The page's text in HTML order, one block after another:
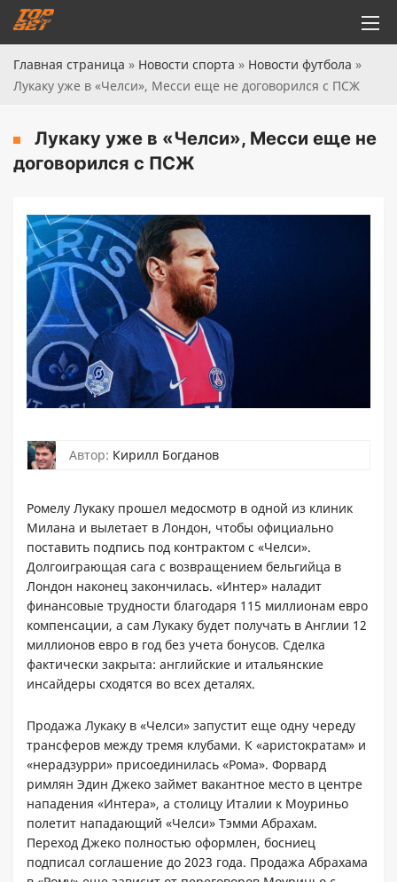
Главная страница » Новости спорта » Новости футбола »
Лукаку уже в «Челси», Месси еще не договорился с ПСЖ
Лукаку уже в «Челси», Месси еще не
договорился с ПСЖ
Автор: Кирилл Богданов
Ромелу Лукаку прошел медосмотр в одной из клиник
Милана и вылетает в Лондон, чтобы официально
поставить подпись под контрактом с «Челси».
Долгоиграющая сага с возвращением бельгийца в
Лондон наконец закончилась. «Интер» наладит
финансовые трудности благодаря 115 миллионам евро
компенсации, а сам Лукаку будет получать в Англии 12
миллионов евро в год без учета бонусов. Сделка
фактически закрыта: английские и итальянские
инсайдеры сходятся во всех деталях.
Продажа Лукаку в «Челси» запустит еще одну череду
трансферов между тремя клубами. К «аристократам» и
«нерадзурри» присоединилась «Рома». Форвард
римлян Эдин Джеко займет вакантное место в центре
нападения «Интера», а столицу Италии к Моуриньо
полетит нападающий «Челси» Тэмми Абрахам.
Переход Джеко полностью оформлен, босниец
подписал соглашение до 2023 года. Продажа Абрахама